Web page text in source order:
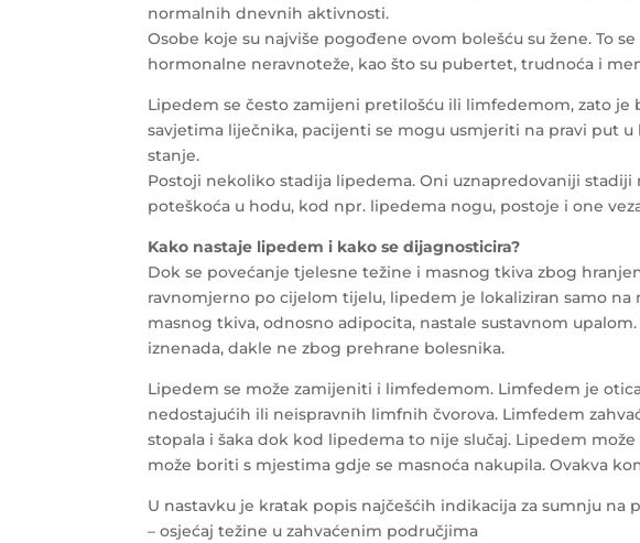
normalnih dnevnih aktivnosti.
Osobe koje su najviše pogođene ovom bolešću su žene. To
hormonalne neravnoteže, kao što su pubertet, trudnoća i
Lipedem se često zamijeni pretilošću ili limfedemom, zato je
savjetima liječnika, pacijenti se mogu usmjeriti na pravi put
stanje.
Postoji nekoliko stadija lipedema. Oni uznapredovaniji
poteškoća u hodu, kod npr. lipedema nogu, postoje i one
Kako nastaje lipedem i kako se dijagnosticira?
Dok se povećanje tjelesne težine i masnog tkiva zbog
ravnomjerno po cijelom tijelu, lipedem je lokaliziran samo
masnog tkiva, odnosno adipocita, nastale sustavnom
iznenada, dakle ne zbog prehrane bolesnika.
Lipedem se može zamijeniti i limfedemom. Limfedem je
nedostajućih ili neispravnih limfnih čvorova. Limfedem
stopala i šaka dok kod lipedema to nije slučaj. Lipedem
može boriti s mjestima gdje se masnoća nakupila. Ovakva
U nastavku je kratak popis najčešćih indikacija za sumnju na
– osjećaj težine u zahvaćenim područjima